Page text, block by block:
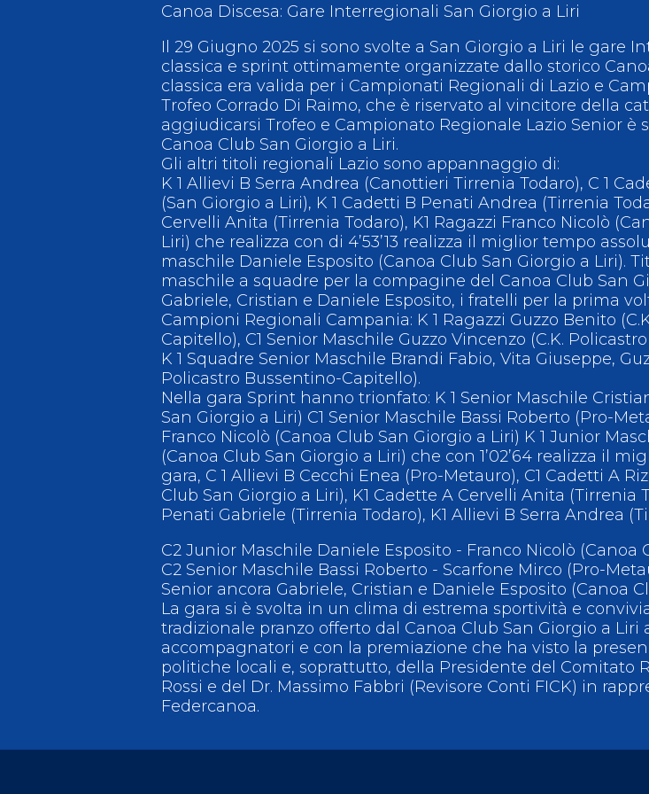
Mappa del sito Cerca Contatti Photogallery Videogallery
Privacy Policy
Canoa Discesa: Gare Interregionali San Giorgio a Liri
Il 29 Giugno 2025 si sono svolte a San Giorgio a Liri le gare
classica e sprint ottimamente organizzate dallo storico
classica era valida per i Campionati Regionali di Lazio e
Trofeo Corrado Di Raimo, che è riservato al vincitore della
aggiudicarsi Trofeo e Campionato Regionale Lazio Senior è
Canoa Club San Giorgio a Liri.
Gli altri titoli regionali Lazio sono appannaggio di:
K 1 Allievi B Serra Andrea (Canottieri Tirrenia Todaro), C 1
(San Giorgio a Liri), K 1 Cadetti B Penati Andrea (Tirrenia
Cervelli Anita (Tirrenia Todaro), K1 Ragazzi Franco Nicolò
Liri) che realizza con di 4’53’13 realizza il miglior tempo
maschile Daniele Esposito (Canoa Club San Giorgio a Liri).
maschile a squadre per la compagine del Canoa Club San
Gabriele, Cristian e Daniele Esposito, i fratelli per la prima
Campioni Regionali Campania: K 1 Ragazzi Guzzo Benito
Capitello), C1 Senior Maschile Guzzo Vincenzo (C.K.
K 1 Squadre Senior Maschile Brandi Fabio, Vita Giuseppe,
Policastro Bussentino-Capitello).
Nella gara Sprint hanno trionfato: K 1 Senior Maschile
San Giorgio a Liri) C1 Senior Maschile Bassi Roberto (Pro-
Franco Nicolò (Canoa Club San Giorgio a Liri) K 1 Junior
(Canoa Club San Giorgio a Liri) che con 1’02’64 realizza il
gara, C 1 Allievi B Cecchi Enea (Pro-Metauro), C1 Cadetti A
Club San Giorgio a Liri), K1 Cadette A Cervelli Anita (Tirrenia
Penati Gabriele (Tirrenia Todaro), K1 Allievi B Serra Andrea
C2 Junior Maschile Daniele Esposito - Franco Nicolò (Canoa
C2 Senior Maschile Bassi Roberto - Scarfone Mirco (Pro-
Senior ancora Gabriele, Cristian e Daniele Esposito (Canoa
La gara si è svolta in un clima di estrema sportività e
tradizionale pranzo offerto dal Canoa Club San Giorgio a
accompagnatori e con la premiazione che ha visto la
politiche locali e, soprattutto, della Presidente del Comitato
Rossi e del Dr. Massimo Fabbri (Revisore Conti FICK) in
Federcanoa.